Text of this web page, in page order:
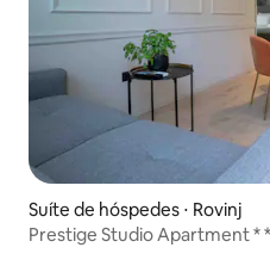
Suíte de hóspedes ⋅ Rovinj
Prestige Studio Apartment *